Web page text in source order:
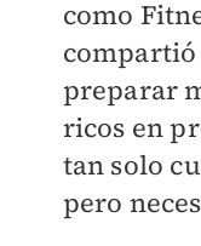
como
compartió
preparar
ricos en
tan solo
pero